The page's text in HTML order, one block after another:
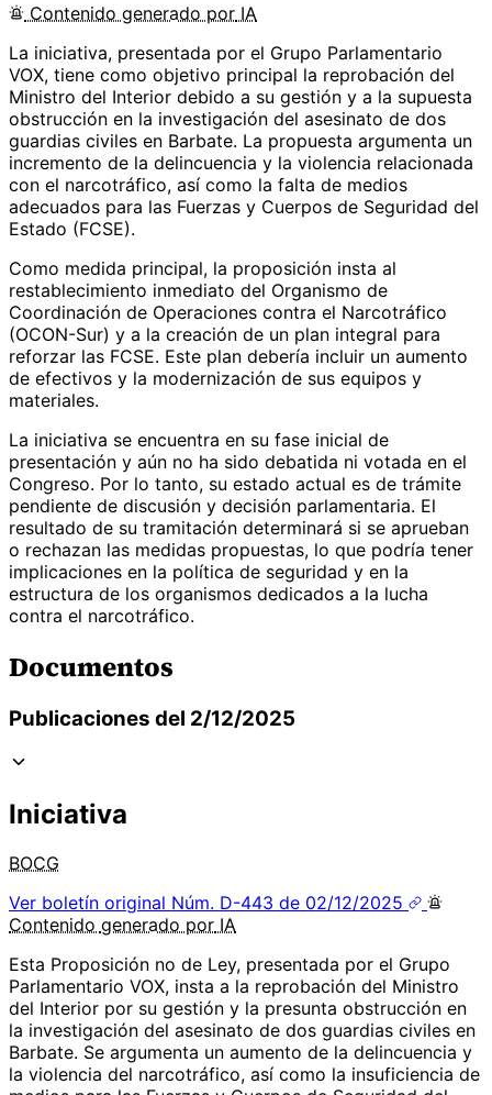
Contenido generado por IA
La iniciativa, presentada por el Grupo Parlamentario
VOX, tiene como objetivo principal la reprobación del
Ministro del Interior debido a su gestión y a la supuesta
obstrucción en la investigación del asesinato de dos
guardias civiles en Barbate. La propuesta argumenta un
incremento de la delincuencia y la violencia relacionada
con el narcotráfico, así como la falta de medios
adecuados para las Fuerzas y Cuerpos de Seguridad del
Estado (FCSE).
Como medida principal, la proposición insta al
restablecimiento inmediato del Organismo de
Coordinación de Operaciones contra el Narcotráfico
(OCON-Sur) y a la creación de un plan integral para
reforzar las FCSE. Este plan debería incluir un aumento
de efectivos y la modernización de sus equipos y
materiales.
La iniciativa se encuentra en su fase inicial de
presentación y aún no ha sido debatida ni votada en el
Congreso. Por lo tanto, su estado actual es de trámite
pendiente de discusión y decisión parlamentaria. El
resultado de su tramitación determinará si se aprueban
o rechazan las medidas propuestas, lo que podría tener
implicaciones en la política de seguridad y en la
estructura de los organismos dedicados a la lucha
contra el narcotráfico.
Documentos
Publicaciones del 2/12/2025
Iniciativa
BOCG
Ver boletín original Núm. D-443 de 02/12/2025
Contenido generado por IA
Esta Proposición no de Ley, presentada por el Grupo
Parlamentario VOX, insta a la reprobación del Ministro
del Interior por su gestión y la presunta obstrucción en
la investigación del asesinato de dos guardias civiles en
Barbate. Se argumenta un aumento de la delincuencia y
la violencia del narcotráfico, así como la insuficiencia de